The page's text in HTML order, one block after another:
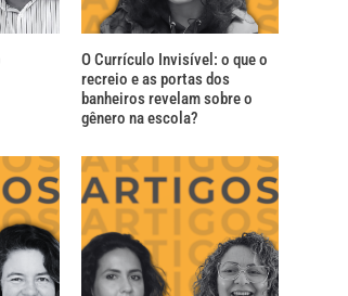
O Currículo Invisível: o que o
recreio e as portas dos
banheiros revelam sobre o
gênero na escola?